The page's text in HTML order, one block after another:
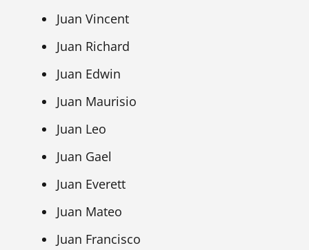
Juan Vincent
Juan Richard
Juan Edwin
Juan Maurisio
Juan Leo
Juan Gael
Juan Everett
Juan Mateo
Juan Francisco